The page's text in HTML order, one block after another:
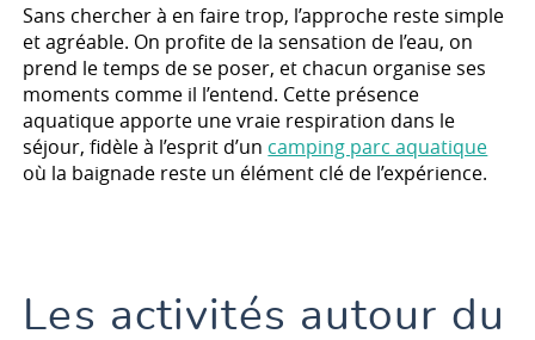
Sans chercher à en faire trop, l’approche reste simple
et agréable. On profite de la sensation de l’eau, on
prend le temps de se poser, et chacun organise ses
moments comme il l’entend. Cette présence
aquatique apporte une vraie respiration dans le
séjour, fidèle à l’esprit d’un camping parc aquatique
où la baignade reste un élément clé de l’expérience.
Les activités autour du